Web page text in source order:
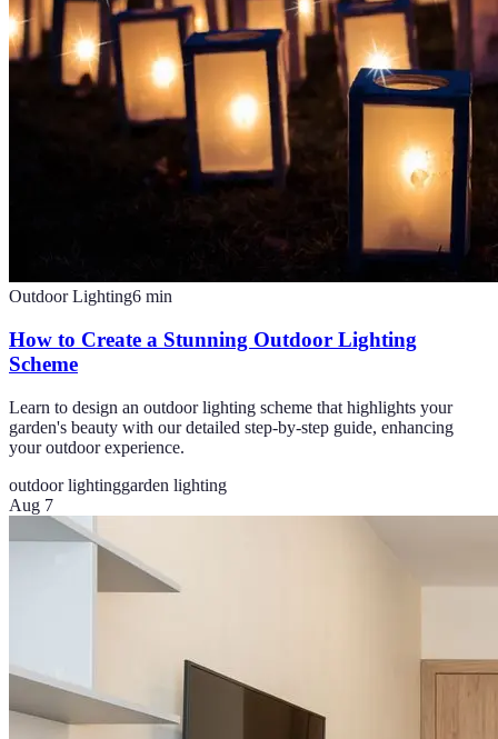
Outdoor Lighting6 min
How to Create a Stunning Outdoor Lighting
Scheme
Learn to design an outdoor lighting scheme that highlights your
garden's beauty with our detailed step-by-step guide, enhancing
your outdoor experience.
outdoor lightinggarden lighting
Aug 7